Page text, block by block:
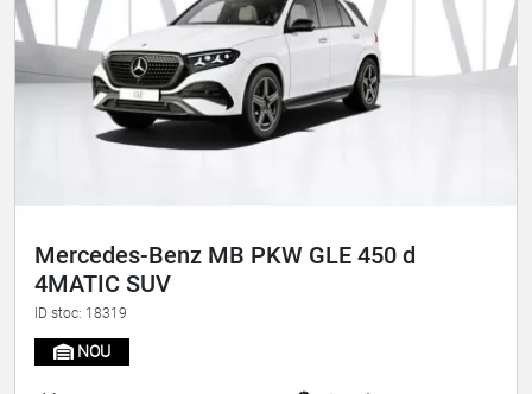
Mercedes-Benz MB PKW GLE 450 d
4MATIC SUV
ID stoc: 18319
NOU